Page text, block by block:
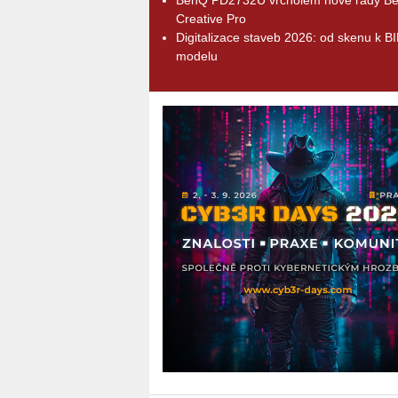
Creative Pro
Digitalizace staveb 2026: od skenu k
modelu